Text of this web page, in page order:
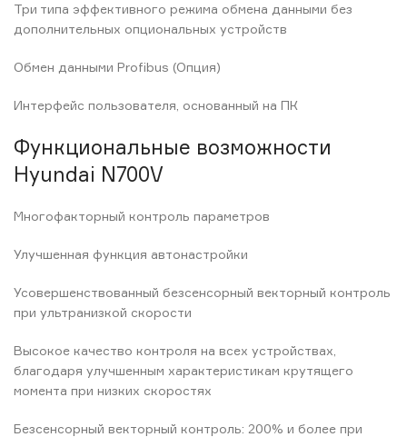
Три типа эффективного режима обмена данными без
дополнительных опциональных устройств
Обмен данными Profibus (Опция)
Интерфейс пользователя, основанный на ПК
Функциональные возможности
Hyundai N700V
Многофакторный контроль параметров
Улучшенная функция автонастройки
Усовершенствованный безсенсорный векторный контроль
при ультранизкой скорости
Высокое качество контроля на всех устройствах,
благодаря улучшенным характеристикам крутящего
момента при низких скоростях
Безсенсорный векторный контроль: 200% и более при